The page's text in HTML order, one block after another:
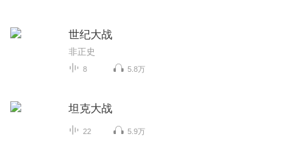
世纪大战
非正史
8 5.8万
坦克大战
22 5.9万